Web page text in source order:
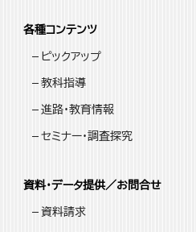
各種コンテンツ
ピックアップ
教科指導
進路・教育情報
セミナー・調査探究
資料・データ提供／お問合せ
資料請求